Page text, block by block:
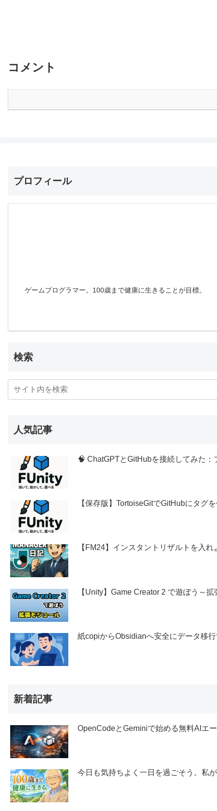
コメント
プロフィール
ゲームプログラマー。100歳まで健康に生きることが目標。
検索
人気記事
🧠 ChatGPTとGitHubを接続してみた
【保存版】TortoiseGitでGitHubにタグ
【FM24】インスタントリザルトを入れ
【Unity】Game Creator 2 で遊ぼう～
紙copiからObsidianへ安全にデータ移
新着記事
OpenCodeとGeminiで始める無料AIエ
今日も気持ちよく一日を過ごそう。私